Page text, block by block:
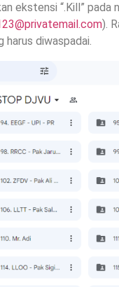
ekstensi “.Kill” pada
).
harus diwaspadai.